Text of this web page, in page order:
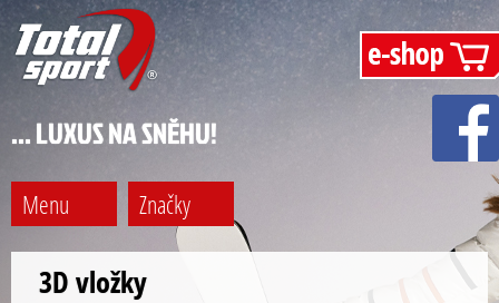
… LUXUS NA SNĚHU!
Menu Značky
3D vložky